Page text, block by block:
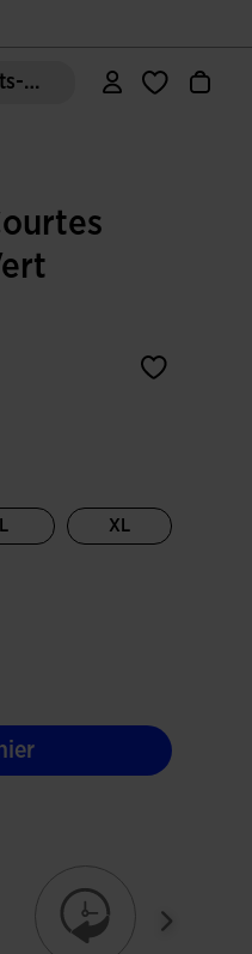
Recherche (mots-clés, etc.)
L XL